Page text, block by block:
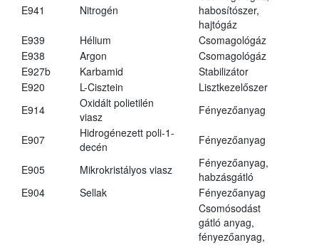
E941 Nitrogén
habosítószer,
hajtógáz
E939
Hélium
Csomagológáz
E938
Argon
Csomagológáz
E927b
Karbamid
Stabilizátor
E920
L-Cisztein
Lisztkezelőszer
E914
Oxidált polietilén
viasz
Fényezőanyag
E907
Hidrogénezett poli-1-
decén
Fényezőanyag
E905 Mikrokristályos viasz
Fényezőanyag,
habzásgátló
E904
Sellak
Fényezőanyag
Csomósodást
gátló anyag,
fényezőanyag,